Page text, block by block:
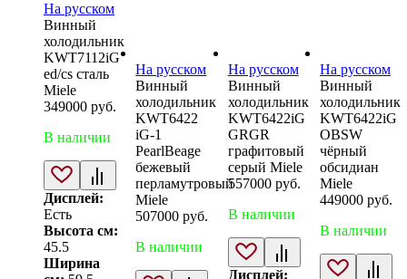
На русском
Винный
холодильник
KWT7112iG
ed/cs сталь
Miele
349000 руб.
В наличии
Дисплей:
Есть
Высота см:
45.5
Ширина
На русском
Винный
холодильник
KWT6422
iG-1
PearlBeage
бежевый
перламутровый
Miele
507000руб.
В наличии
На русском
Винный
холодильник
KWT6422iG
GRGR
графитовый
серый Miele
557000 руб.
В наличии
Дисплей:
На русском
Винный
холодильник
KWT6422iG
OBSW
чёрный
обсидиан
Miele
449000 руб.
В наличии